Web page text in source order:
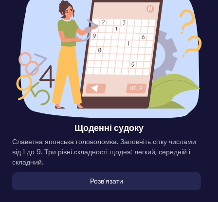
Щоденні судоку
Славетна японська головоломка. Заповніть сітку числами
від 1 до 9. Три рівні складності щодня: легкий, середній і
складний.
Розвʼязати